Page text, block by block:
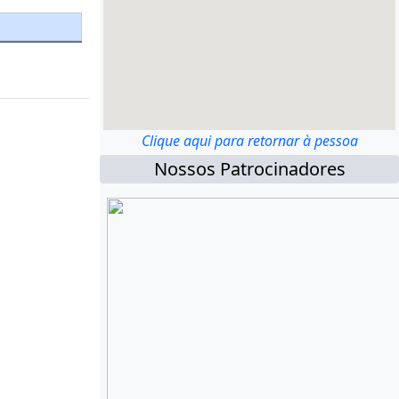
Clique aqui para retornar à pessoa
Nossos Patrocinadores